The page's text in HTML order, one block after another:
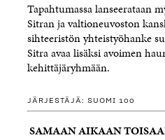
Tapahtumassa lanseerataan
Sitran ja valtioneuvoston
sihteeristön yhteistyöhanke
Sitra avaa lisäksi avoimen
kehittäjäryhmään.
JÄRJESTÄJÄ: SUOMI 100
SAMAAN AIKAAN